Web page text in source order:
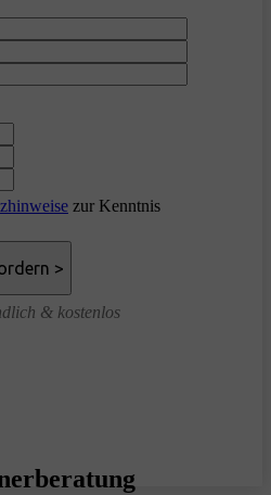
zur Kenntnis
& kostenlos